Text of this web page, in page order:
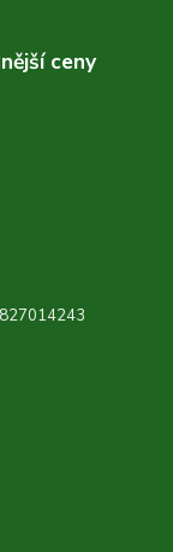
ceny